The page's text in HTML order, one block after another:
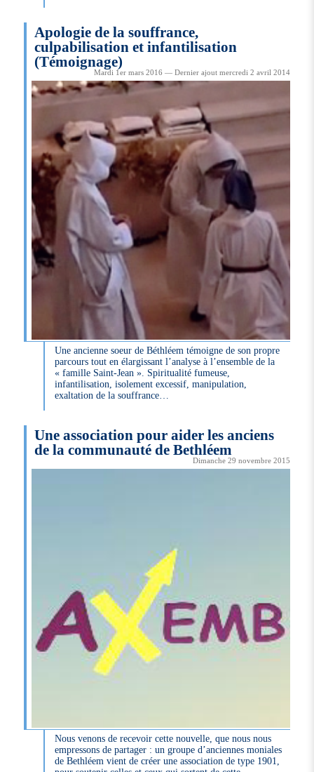
Apologie de la souffrance,
culpabilisation et infantilisation
(Témoignage)
Mardi 1er mars 2016 — Dernier ajout mercredi 2 avril 2014
Une ancienne soeur de Béthléem témoigne de son propre
parcours tout en élargissant l’analyse à l’ensemble de la
« famille Saint-Jean ». Spiritualité fumeuse,
infantilisation, isolement excessif, manipulation,
exaltation de la souffrance…
Une association pour aider les anciens
de la communauté de Bethléem
Dimanche 29 novembre 2015
Nous venons de recevoir cette nouvelle, que nous nous
empressons de partager : un groupe d’anciennes moniales
de Bethléem vient de créer une association de type 1901,